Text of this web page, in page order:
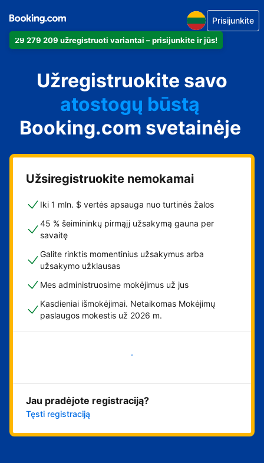
29 279 209 užregistruoti variantai – prisijunkite ir jūs!
Prisijunkite
Užregistruokite savo
apartamentus
viešbutį
atostogų būstą
svečių namus
nakvynės su pusryčiais
namus
Booking.com svetainėje
Užsiregistruokite nemokamai
Iki 1 mln. $ vertės apsauga nuo turtinės žalos
45 % šeimininkų pirmąjį užsakymą gauna per
savaitę
Galite rinktis momentinius užsakymus arba
užsakymo užklausas
Mes administruosime mokėjimus už jus
Kasdieniai išmokėjimai. Netaikomas Mokėjimų
paslaugos mokestis už 2026 m.
Pradėti
Jau pradėjote registraciją?
Tęsti registraciją